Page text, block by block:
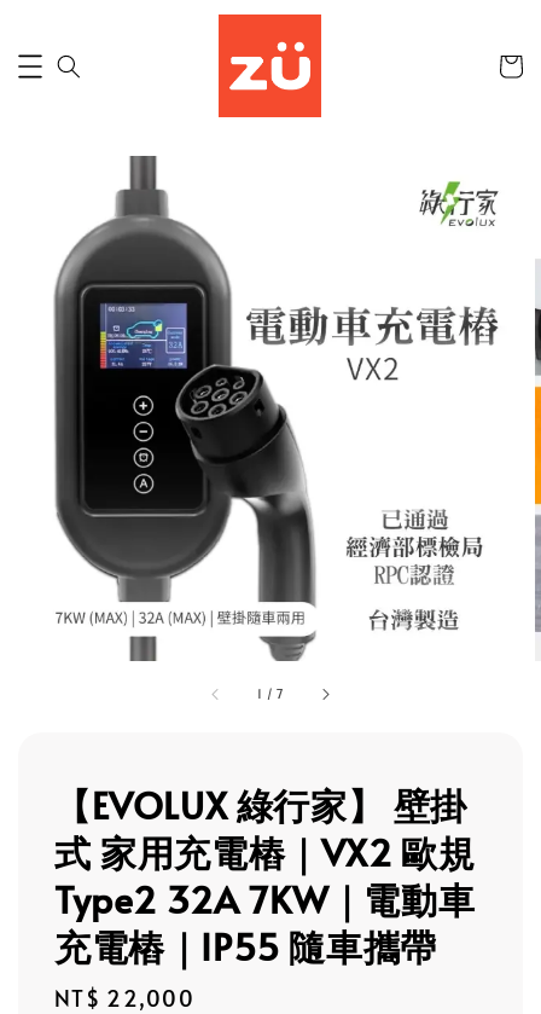
1 /7
【EVOLUX 綠行家】 壁掛
式 家用充電樁｜VX2 歐規
Type2 32A 7KW｜電動車
充電樁｜IP55 隨車攜帶
Regular
NT$ 22,000